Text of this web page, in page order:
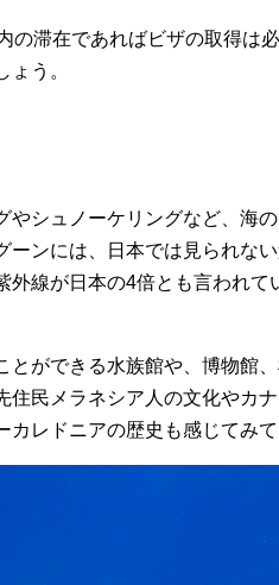
の滞在であればビザの取得は
う。
やシュノーケリングなど、海
ーンには、日本では見られな
外線が日本の4倍とも言われて
とができる水族館や、博物館
住民メラネシア人の文化やカ
レドニアの歴史も感じてみて